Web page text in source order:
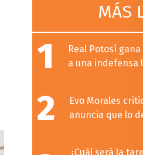
MÁS
1
Real Potosí
a una indefensa
2
Evo Morales
anuncia que lo
¿Cuál será la